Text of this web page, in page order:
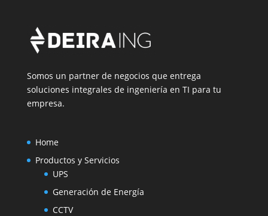
Somos un partner de negocios que entrega
soluciones integrales de ingeniería en TI para tu
empresa.
Home
Productos y Servicios
UPS
Generación de Energía
CCTV